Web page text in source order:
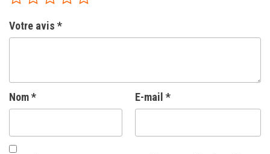
Votre avis *
Nom* E-mail *